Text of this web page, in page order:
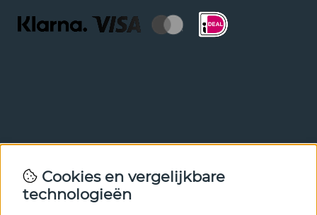
Met onze nieuwsbrief ben je als eerste op de hoogte van
nieuws en aanbiedingen. Meld je hieronder aan.
Cookies en vergelijkbare
technologieën